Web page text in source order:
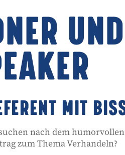
UND
MIT
nach dem
zum Thema Verhandeln?